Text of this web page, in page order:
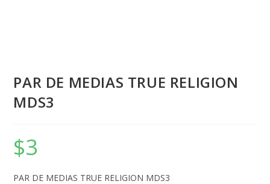
PAR DE MEDIAS TRUE RELIGION
MDS3
$3
PAR DE MEDIAS TRUE RELIGION MDS3